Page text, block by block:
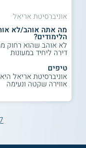
זכאות
עמידה
ובעברית.
לימודי הנדסאים:
הנדסאים
חיצוניים 90 ומעלה.
אוניברסיטת אריאל
מה אתה אוהב/לא
הלימודים?
לא אוהב שהוא רחוק
דירה ליחיד במעונות
טיפים
אוניברסיטת אריאל
אווירה שקטה ונעימה